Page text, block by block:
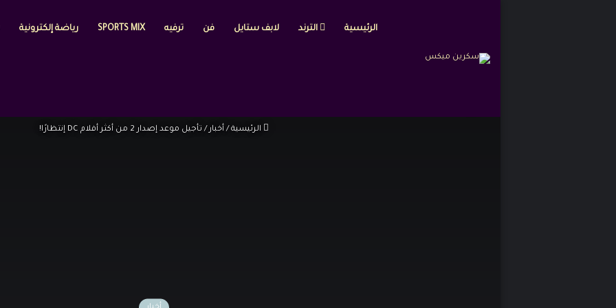
الرئيسية الترند لابف ستايل فن ترفيه SPORTS MIX رياضة إلكترونية
الرئيسية / أخبار / تأجيل موعد إصدار 2 من أكثر أفلام DC إنتظارًا!